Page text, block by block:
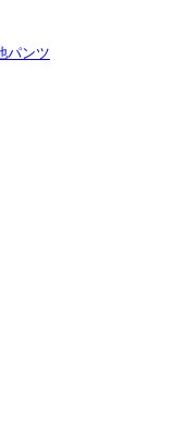
パンツ